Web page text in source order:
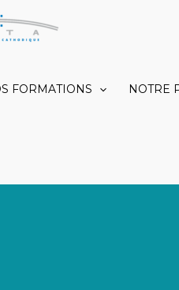
FORMATIONS NOTRE